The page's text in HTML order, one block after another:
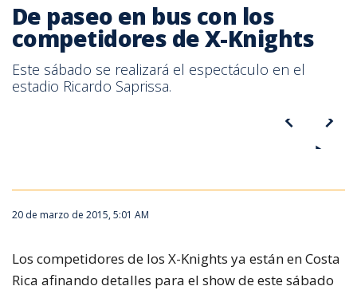
De paseo en bus con los
competidores de X-Knights
Este sábado se realizará el espectáculo en el
estadio Ricardo Saprissa.
20 de marzo de 2015, 5:01 AM
Los competidores de los X-Knights ya están en Costa
Rica afinando detalles para el show de este sábado